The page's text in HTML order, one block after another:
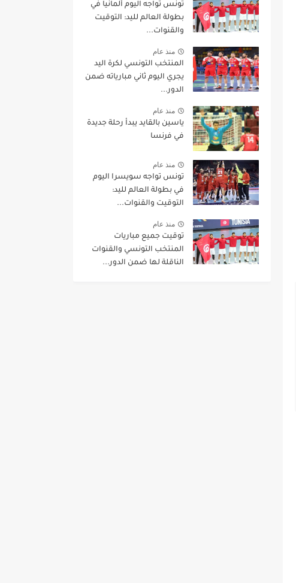
تونس تواجه اليوم ألمانيا في
بطولة العالم لليد: التوقيت
والقنوات...
منذ عام
المنتخب التونسي لكرة اليد
يجري اليوم ثاني مبارياته ضمن
الدور...
منذ عام
ياسين بالقايد يبدأ رحلة جديدة
في فرنسا
منذ عام
تونس تواجه سويسرا اليوم
في بطولة العالم لليد:
التوقيت والقنوات...
منذ عام
توقيت جميع مباريات
المنتخب التونسي والقنوات
الناقلة لها ضمن الدور...